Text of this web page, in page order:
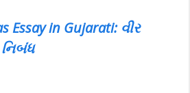
Essay in Gujarati: વીર